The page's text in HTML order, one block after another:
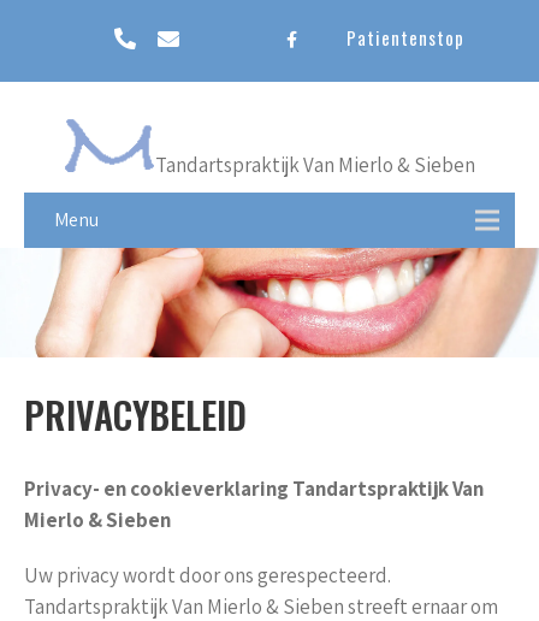
Patientenstop
Tandartspraktijk Van Mierlo & Sieben
Menu
PRIVACYBELEID
Privacy- en cookieverklaring Tandartspraktijk Van
Mierlo & Sieben
Uw privacy wordt door ons gerespecteerd.
Tandartspraktijk Van Mierlo & Sieben streeft ernaar om